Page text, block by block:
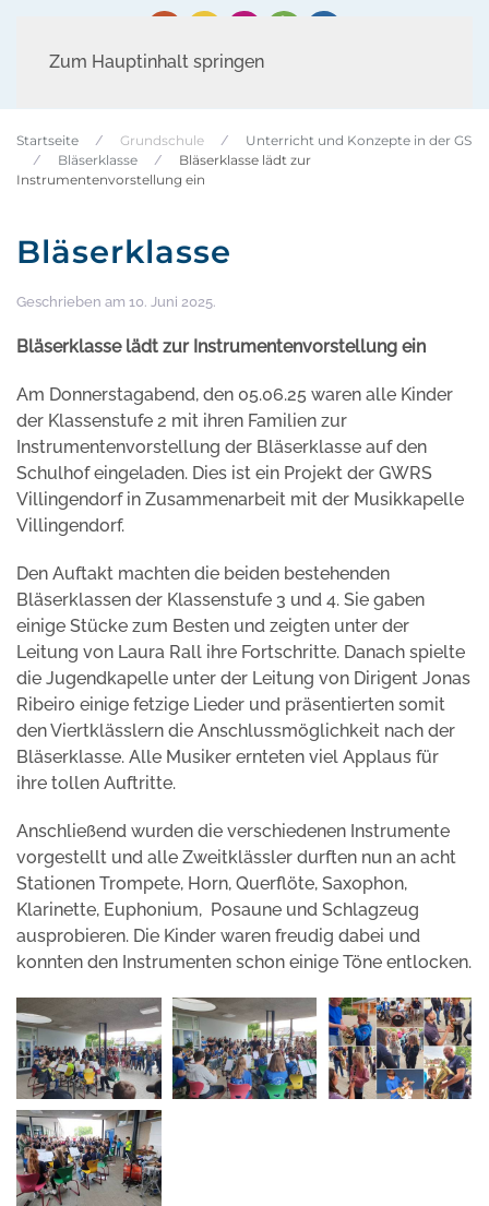
Zum Hauptinhalt springen
Startseite Grundschule
Unterricht und Konzepte in der GS
Bläserklasse
Bläserklasse lädt zur
Instrumentenvorstellung ein
Bläserklasse
Geschrieben am 10. Juni 2025.
Bläserklasse lädt zur Instrumentenvorstellung ein
Am Donnerstagabend, den 05.06.25 waren alle Kinder
der Klassenstufe 2 mit ihren Familien zur
Instrumentenvorstellung der Bläserklasse auf den
Schulhof eingeladen. Dies ist ein Projekt der GWRS
Villingendorf in Zusammenarbeit mit der Musikkapelle
Villingendorf.
Den Auftakt machten die beiden bestehenden
Bläserklassen der Klassenstufe 3 und 4. Sie gaben
einige Stücke zum Besten und zeigten unter der
Leitung von Laura Rall ihre Fortschritte. Danach spielte
die Jugendkapelle unter der Leitung von Dirigent Jonas
Ribeiro einige fetzige Lieder und präsentierten somit
den Viertklässlern die Anschlussmöglichkeit nach der
Bläserklasse. Alle Musiker ernteten viel Applaus für
ihre tollen Auftritte.
Anschließend wurden die verschiedenen Instrumente
vorgestellt und alle Zweitklässler durften nun an acht
Stationen Trompete, Horn, Querflöte, Saxophon,
Klarinette, Euphonium, Posaune und Schlagzeug
ausprobieren. Die Kinder waren freudig dabei und
konnten den Instrumenten schon einige Töne entlocken.